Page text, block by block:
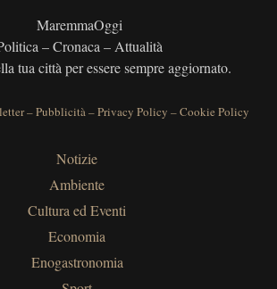
MaremmaOggi
– Cronaca – Attualità
tua città per essere sempre aggiornato.
–Pubblicità–Privacy Policy –Cookie Policy
Notizie
Ambiente
Cultura ed Eventi
Economia
Enogastronomia